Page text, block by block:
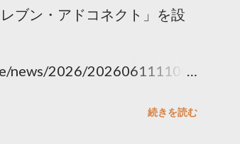
ブン・アドコネクト」を設
news/2026/202606111100.
続きを読む